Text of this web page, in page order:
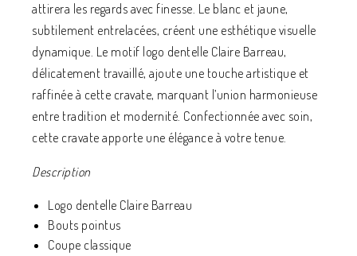
attirera les regards avec finesse. Le blanc et jaune,
subtilement entrelacées, créent une esthétique visuelle
dynamique. Le motif logo dentelle Claire Barreau,
délicatement travaillé, ajoute une touche artistique et
raffinée à cette cravate, marquant l’union harmonieuse
entre tradition et modernité. Confectionnée avec soin,
cette cravate apporte une élégance à votre tenue.
Description
Logo dentelle Claire Barreau
Bouts pointus
Coupe classique